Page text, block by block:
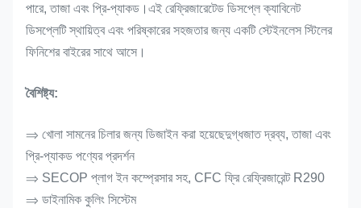
পারে, তাজা এবং প্রি-প্যাকড।এই রেফ্রিজারেটেড ডিসপ্লে ক্যাবিনেট
ডিসপ্লেটি স্থায়িত্ব এবং পরিষ্কারের সহজতার জন্য একটি স্টেইনলেস স্টিলের
ফিনিশের বাইরের সাথে আসে।
বৈশিষ্ট্য:
⇒ খোলা সামনের চিলার জন্য ডিজাইন করা হয়েছেদুগ্ধজাত দ্রব্য, তাজা এবং
প্রি-প্যাকড পণ্যের প্রদর্শন
⇒ SECOP প্লাগ ইন কম্প্রেসার সহ, CFC ফ্রি রেফ্রিজারেন্ট R290
⇒ ডাইনামিক কুলিং সিস্টেম